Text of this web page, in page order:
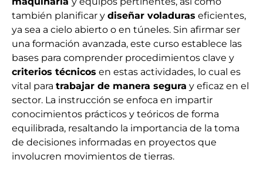
también planificar y diseñar voladuras eficientes,
ya sea a cielo abierto o en túneles. Sin afirmar ser
una formación avanzada, este curso establece las
bases para comprender procedimientos clave y
criterios técnicos en estas actividades, lo cual es
vital para trabajar de manera segura y eficaz en el
sector. La instrucción se enfoca en impartir
conocimientos prácticos y teóricos de forma
equilibrada, resaltando la importancia de la toma
de decisiones informadas en proyectos que
involucren movimientos de tierras.